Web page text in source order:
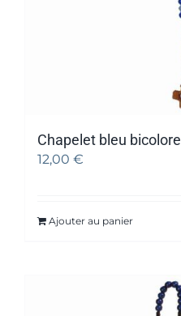
Chapelet bleu bicolore
12,00 €
Ajouter au panier